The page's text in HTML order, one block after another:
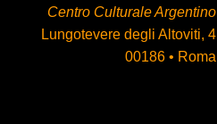
Centro Culturale Argentino
Lungotevere degli Altoviti, 4
00186 • Roma